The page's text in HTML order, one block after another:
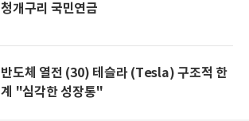
청개구리 국민연금
반도체 열전 (30) 테슬라 (Tesla) 구조적 한
계 "심각한 성장통"